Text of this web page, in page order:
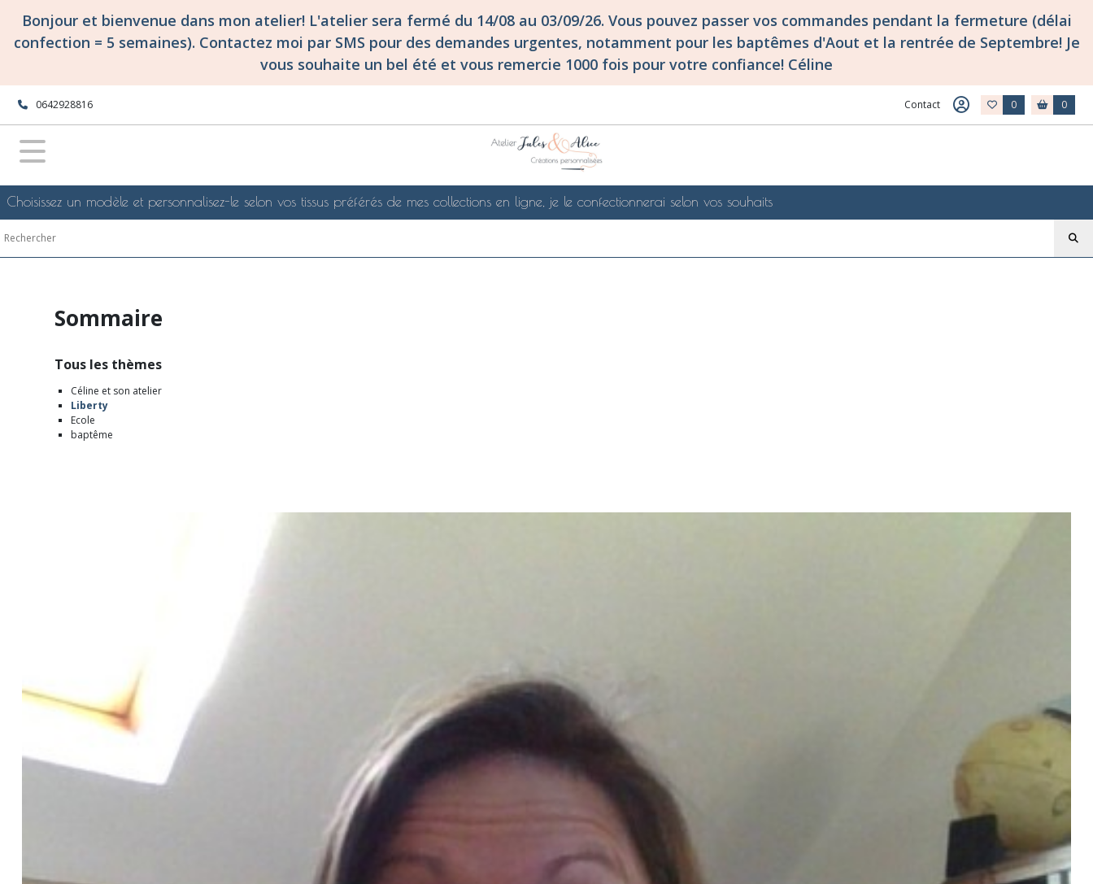
Bonjour et bienvenue dans mon atelier! L'atelier sera fermé du 14/08 au 03/09/26. Vous pouvez passer vos commandes pendant la fermeture (délai
confection = 5 semaines). Contactez moi par SMS pour des demandes urgentes, notamment pour les baptêmes d'Aout et la rentrée de Septembre! Je
vous souhaite un bel été et vous remercie 1000 fois pour votre confiance! Céline
0642928816 Contact 0 0
Choisissez un modèle et personnalisez-le selon vos tissus préférés de mes collections en ligne, je le confectionnerai selon vos souhaits
Sommaire
Tous les thèmes
Céline et son atelier
Liberty
Ecole
baptême